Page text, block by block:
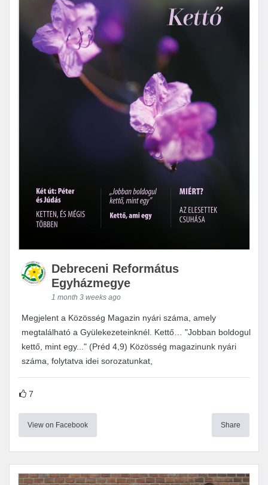
Debreceni Református
Egyházmegye
1 month 3 weeks ago
Megjelent a Közösség Magazin nyári száma, amely
megtalálható a Gyülekezeteinknél. Kettő… "Jobban boldogul
kettő, mint egy..." (Préd 4,9) Közösség magazinunk nyári
száma, folytatva idei sorozatunkat,
7
View on Facebook Share